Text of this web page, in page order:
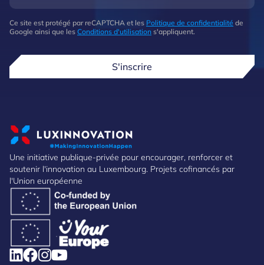
Ce site est protégé par reCAPTCHA et les Politique de confidentialité de
Google ainsi que les Conditions d'utilisation s'appliquent.
S'inscrire
Une initiative publique-privée pour encourager, renforcer et
soutenir l'innovation au Luxembourg. Projets cofinancés par
l'Union européenne